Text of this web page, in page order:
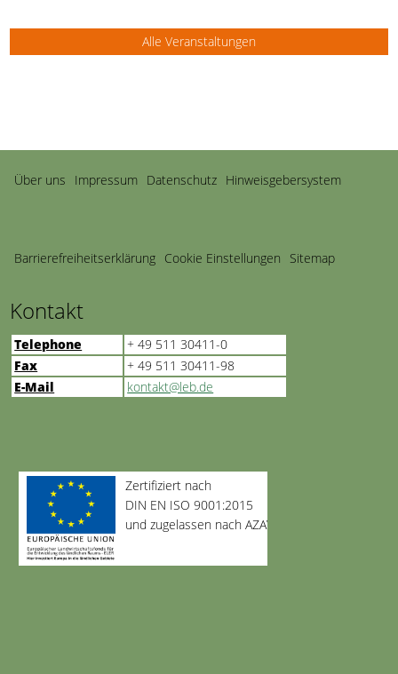
Alle Veranstaltungen
Navigation
überspringen
Über uns Impressum Datenschutz Hinweisgebersystem
Barriere­freiheits­erklärung Cookie Einstellungen Sitemap
Kontakt
Telephone
+ 49 511 30411-0
Fax
+ 49 511 30411-98
E-Mail
kontakt@leb.de
Zertifiziert nach
DIN EN ISO 9001:2015
und zugelassen nach AZAV